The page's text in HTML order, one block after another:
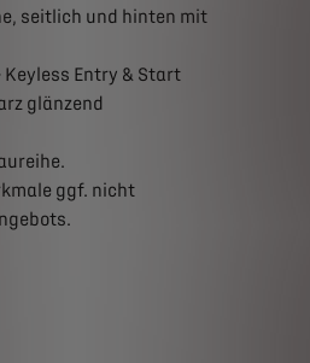
seitlich und hinten mit
Keyless Entry & Start
glänzend
ggf. nicht